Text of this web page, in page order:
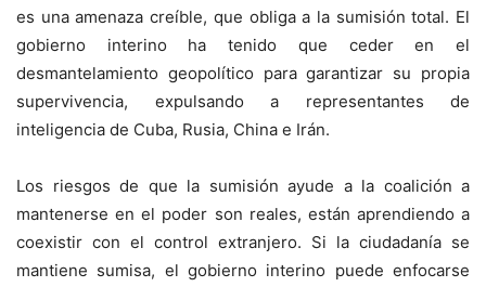
es una amenaza creíble, que obliga a la sumisión total. El
gobierno interino ha tenido que ceder en el
desmantelamiento geopolítico para garantizar su propia
supervivencia, expulsando a representantes de
inteligencia de Cuba, Rusia, China e Irán.
Los riesgos de que la sumisión ayude a la coalición a
mantenerse en el poder son reales, están aprendiendo a
coexistir con el control extranjero. Si la ciudadanía se
mantiene sumisa, el gobierno interino puede enfocarse